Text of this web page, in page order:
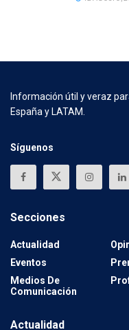
Información útil y veraz
España y LATAM.
Síguenos
Secciones
Actualidad
Eventos
Medios De
Comunicación
Actualidad